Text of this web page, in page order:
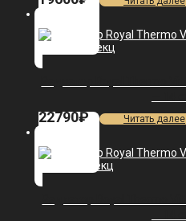
22790₽ Читать далее